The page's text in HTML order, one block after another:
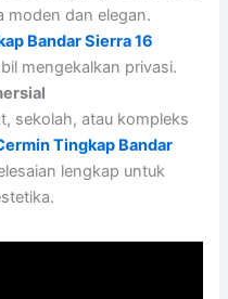
moden dan elegan.
Bandar Sierra 16
mengekalkan privasi.
sekolah, atau kompleks
Tingkap Bandar
lengkap untuk